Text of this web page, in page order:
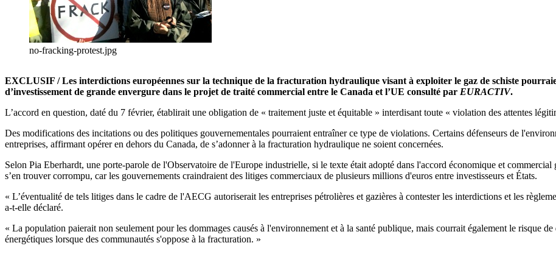
no-fracking-protest.jpg
EXCLUSIF / Les interdictions européennes sur la technique de la fracturation hydraulique visant à exploiter le gaz de schiste
d’investissement de grande envergure dans le projet de traité commercial entre le Canada et l’UE consulté par EURACTIV.
L’accord en question, daté du 7 février, établirait une obligation de « traitement juste et équitable » interdisant toute « violation des attentes
Des modifications des incitations ou des politiques gouvernementales pourraient entraîner ce type de violations. Certains défenseurs de
entreprises, affirmant opérer en dehors du Canada, de s’adonner à la fracturation hydraulique ne soient concernées.
Selon Pia Eberhardt, une porte-parole de l'Observatoire de l'Europe industrielle, si le texte était adopté dans l'accord économique et
s’en trouver corrompu, car les gouvernements craindraient des litiges commerciaux de plusieurs millions d'euros entre investisseurs et États.
« L’éventualité de tels litiges dans le cadre de l'AECG autoriserait les entreprises pétrolières et gazières à contester les interdictions et les
a-t-elle déclaré.
« La population paierait non seulement pour les dommages causés à l'environnement et à la santé publique, mais courrait également le risque
énergétiques lorsque des communautés s'oppose à la fracturation. »